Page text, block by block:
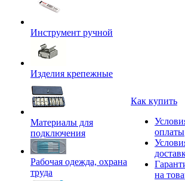
Инструмент ручной
Изделия крепежные
Материалы для
подключения
Рабочая одежда, охрана
труда
Как купить
оплаты
на